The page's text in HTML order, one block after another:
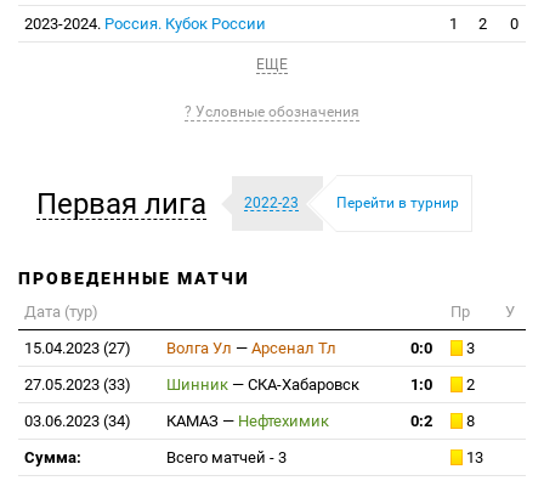
2023-2024. Россия. Кубок России 1 2 0
ЕЩЕ
? Условные обозначения
Первая лига 2022-23 Перейти в турнир
ПРОВЕДЕННЫЕ МАТЧИ
Дата (тур) Пр
У
15.04.2023 (27)
Волга Ул — Арсенал Тл 0:0
3
27.05.2023 (33)
Шинник — СКА-Хабаровск 1:0
2
03.06.2023 (34)
КАМАЗ — Нефтехимик 0:2
8
Сумма:
Всего матчей - 3 13